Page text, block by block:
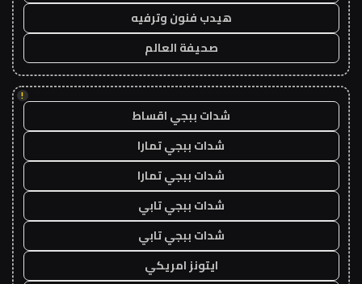
هيدب فنون وترفيه
صحيفة العالم
!
شدات ببجي اقساط
شدات ببجي تمارا
شدات ببجي تمارا
شدات ببجي تابي
شدات ببجي تابي
ايتونز امريكي